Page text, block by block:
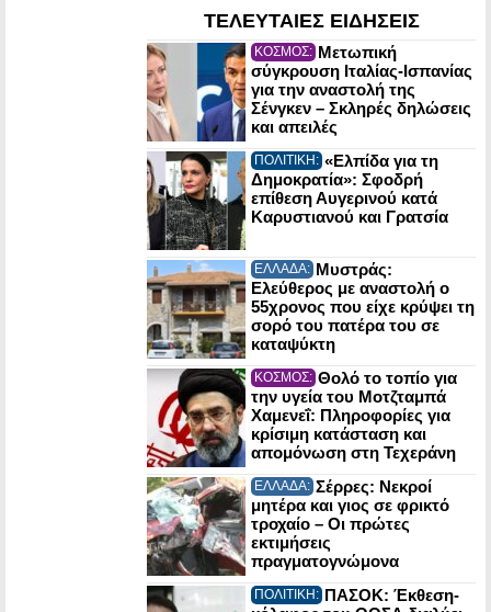
ΤΕΛΕΥΤΑΙΕΣ ΕΙΔΗΣΕΙΣ
ΚΟΣΜΟΣ: Μετωπική
σύγκρουση Ιταλίας-Ισπανίας
για την αναστολή της
Σένγκεν – Σκληρές δηλώσεις
και απειλές
ΠΟΛΙΤΙΚΗ: «Ελπίδα για τη
Δημοκρατία»: Σφοδρή
επίθεση Αυγερινού κατά
Καρυστιανού και Γρατσία
ΕΛΛΑΔΑ: Μυστράς:
Ελεύθερος με αναστολή ο
55χρονος που είχε κρύψει τη
σορό του πατέρα του σε
καταψύκτη
ΚΟΣΜΟΣ: Θολό το τοπίο για
την υγεία του Μοτζταμπά
Χαμενεΐ: Πληροφορίες για
κρίσιμη κατάσταση και
απομόνωση στη Τεχεράνη
ΕΛΛΑΔΑ: Σέρρες: Νεκροί
μητέρα και γιος σε φρικτό
τροχαίο – Οι πρώτες
εκτιμήσεις
πραγματογνώμονα
ΠΟΛΙΤΙΚΗ: ΠΑΣΟΚ: Έκθεση-